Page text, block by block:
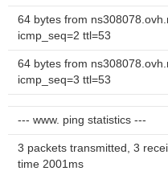
64 bytes from
icmp_seq=2 ttl=53
64 bytes from
icmp_seq=3 ttl=53
--- www. ping statistics ---
3 packets transmitted, 3
time 2001ms